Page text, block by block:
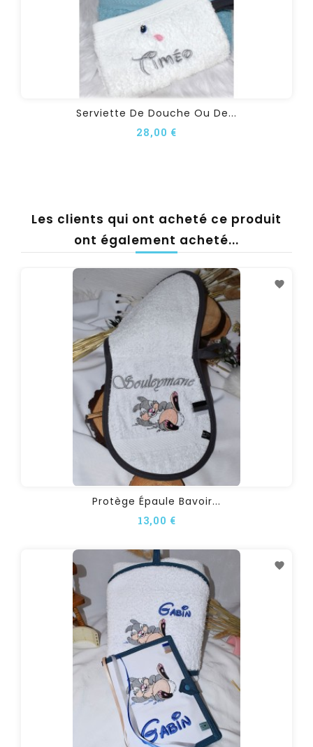
Serviette De Douche Ou De...
28,00 €
Les clients qui ont acheté ce produit
ont également acheté...
Protège Épaule Bavoir...
13,00 €